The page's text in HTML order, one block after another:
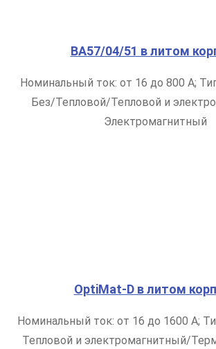
ВА57/04/51 в литом
Номинальный ток: от 16 до 800 А;
Без/Тепловой/Тепловой и
Электромагнитный
OptiMat-D в литом
Номинальный ток: от 16 до 1600 А;
Тепловой и электромагнитный/